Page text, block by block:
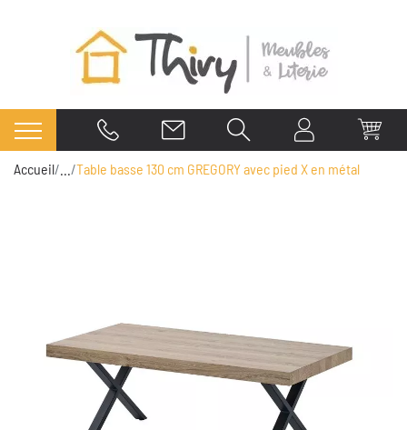
Accueil Table basse 130 cm GREGORY avec pied X en métal